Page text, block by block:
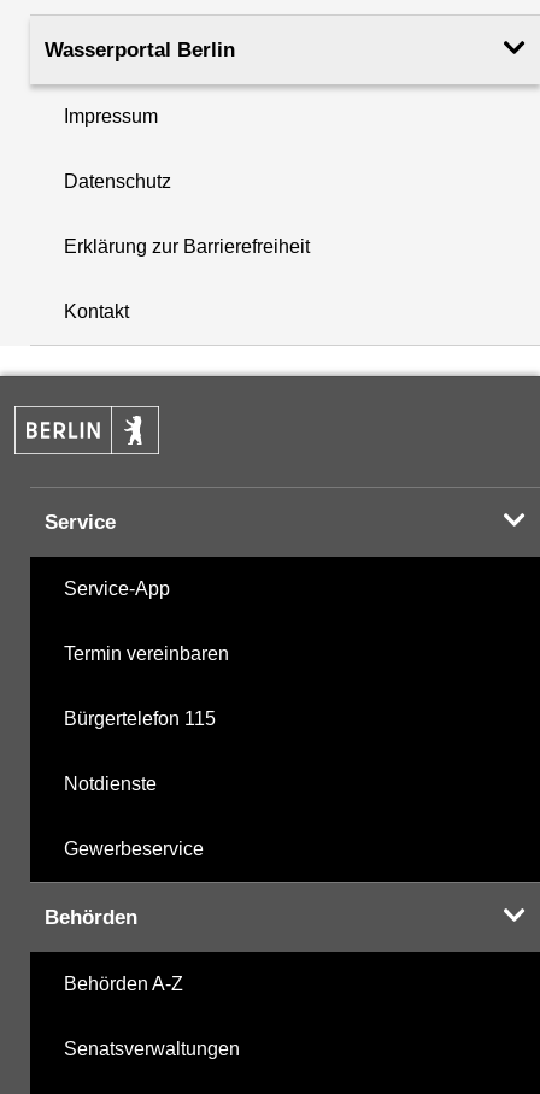
Rohroberkante
(m ü. NHN)
33.39
Filteroberkante
(m u. GOK)
+
−
Wasserportal Berlin
Impressum
Datenschutz
Erklärung zur Barrierefreiheit
Kontakt
Service
Service-App
Termin vereinbaren
Bürgertelefon 115
Notdienste
Gewerbeservice
Behörden
Behörden A-Z
Senatsverwaltungen